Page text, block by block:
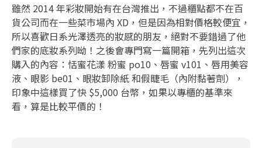
雖然 2014 年彩妝開始有在台灣推出，不過櫃點都不在百
貨公司而在一些菜市場內 XD，但是因為相對價格較便宜，
所以喜歡日系光澤透亮的妝感的朋友，絕對不要錯過了他
們家的底妝系列呦！之後會專門寫一篇開箱，先列出這次
購入的內容：恬蜜花漾 粉蜜 po10、唇蜜 v101、唇用美容
液、眼影 be01、眼妝卸除紙 和假睫毛（內附黏著劑），
印象中這樣買了快 $5,000 台幣，如果以專櫃的基準來
看，算是比較平價的！